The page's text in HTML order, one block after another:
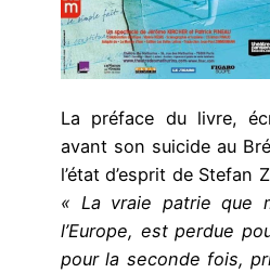
La préface du livre,
avant son suicide au
l’état d’esprit de Stefan
« La vraie patrie que
l’Europe, est perdue
pour la seconde fois,